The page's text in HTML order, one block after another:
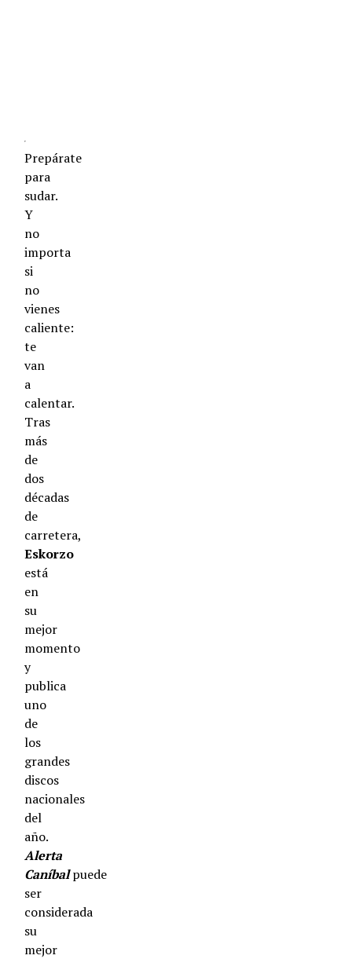
Prepárate
para
sudar.
Y
no
importa
si
no
vienes
caliente:
te
van
a
calentar.
Tras
más
de
dos
décadas
de
carretera,
Eskorzo
está
en
su
mejor
momento
y
publica
uno
de
los
grandes
discos
nacionales
del
año.
Alerta
Caníbalpuede
ser
considerada
su
mejor